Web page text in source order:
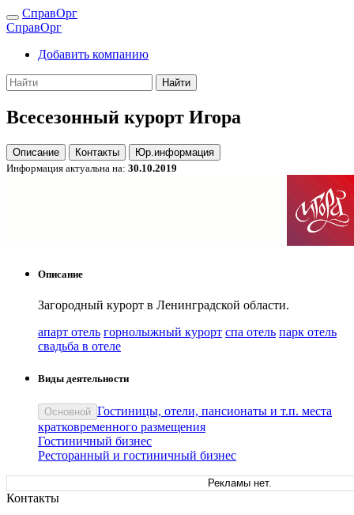
СправОрг
СправОрг
Добавить компанию
Найти
Всесезонный курорт Игора
Описание Контакты
Юр.информация
Информация актуальна на: 30.10.2019
Описание
Загородный курорт в Ленинградской области.
апарт отель горнолыжный курорт спа отель парк отель
свадьба в отеле
Виды деятельности
Основной Гостиницы, отели, пансионаты и т.п. места
кратковременного размещения
Гостиничный бизнес
Ресторанный и гостиничный бизнес
Рекламы нет.
Контакты